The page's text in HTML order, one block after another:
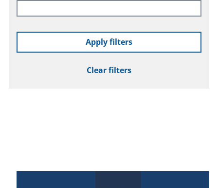
Apply filters
Clear filters